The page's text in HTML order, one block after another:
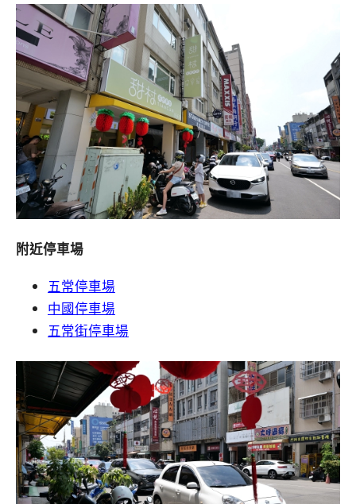
附近停車場
五常停車場
中國停車場
五常街停車場